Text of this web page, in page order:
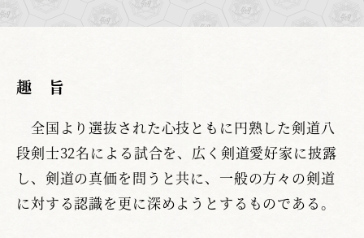
趣 旨
全国より選抜された心技ともに円熟した剣道八
段剣士32名による試合を、広く剣道愛好家に披露
し、剣道の真価を問うと共に、一般の方々の剣道
に対する認識を更に深めようとするものである。